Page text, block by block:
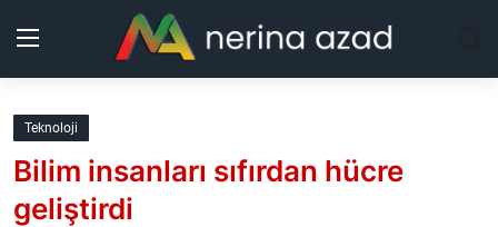
Kurdistan
Bölgeler
Teknoloji
Bilim insanları sıfırdan hücre
geliştirdi